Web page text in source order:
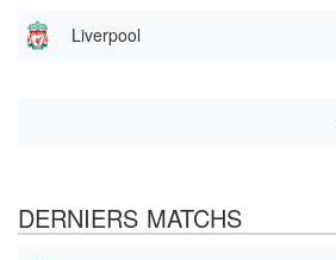
Liverpool
DERNIERS MATCHS